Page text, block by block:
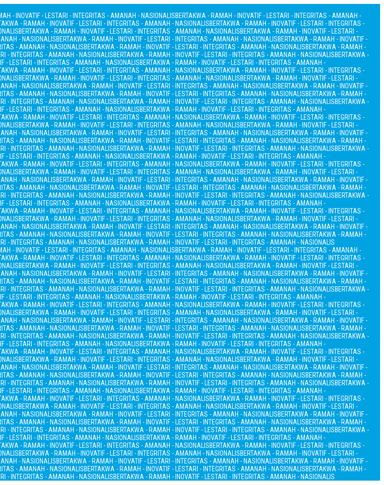
- INOVATIF - LESTARI - INTEGRITAS - AMANAH - NASIONALISBERTAKWA - RAMAH - INOVATIF - LESTARI - INTEGRITAS - AMANAH -
- RAMAH - INOVATIF - LESTARI - INTEGRITAS - AMANAH - NASIONALISBERTAKWA - RAMAH - INOVATIF - LESTARI - INTEGRITAS -
BERTAKWA - RAMAH - INOVATIF - LESTARI - INTEGRITAS - AMANAH - NASIONALISBERTAKWA - RAMAH - INOVATIF - LESTARI -
- NASIONALISBERTAKWA - RAMAH - INOVATIF - LESTARI - INTEGRITAS - AMANAH - NASIONALISBERTAKWA - RAMAH - INOVATIF -
- AMANAH - NASIONALISBERTAKWA - RAMAH - INOVATIF - LESTARI - INTEGRITAS - AMANAH - NASIONALISBERTAKWA - RAMAH -
- INTEGRITAS - AMANAH - NASIONALISBERTAKWA - RAMAH - INOVATIF - LESTARI - INTEGRITAS - AMANAH - NASIONALISBERTAKWA -
- LESTARI - INTEGRITAS - AMANAH - NASIONALISBERTAKWA - RAMAH - INOVATIF - LESTARI - INTEGRITAS - AMANAH -
- RAMAH - INOVATIF - LESTARI - INTEGRITAS - AMANAH - NASIONALISBERTAKWA - RAMAH - INOVATIF - LESTARI - INTEGRITAS -
BERTAKWA - RAMAH - INOVATIF - LESTARI - INTEGRITAS - AMANAH - NASIONALISBERTAKWA - RAMAH - INOVATIF - LESTARI -
- NASIONALISBERTAKWA - RAMAH - INOVATIF - LESTARI - INTEGRITAS - AMANAH - NASIONALISBERTAKWA - RAMAH - INOVATIF -
- AMANAH - NASIONALISBERTAKWA - RAMAH - INOVATIF - LESTARI - INTEGRITAS - AMANAH - NASIONALISBERTAKWA - RAMAH -
- INTEGRITAS - AMANAH - NASIONALISBERTAKWA - RAMAH - INOVATIF - LESTARI - INTEGRITAS - AMANAH - NASIONALISBERTAKWA -
- LESTARI - INTEGRITAS - AMANAH - NASIONALISBERTAKWA - RAMAH - INOVATIF - LESTARI - INTEGRITAS - AMANAH -
- RAMAH - INOVATIF - LESTARI - INTEGRITAS - AMANAH - NASIONALISBERTAKWA - RAMAH - INOVATIF - LESTARI - INTEGRITAS -
BERTAKWA - RAMAH - INOVATIF - LESTARI - INTEGRITAS - AMANAH - NASIONALISBERTAKWA - RAMAH - INOVATIF - LESTARI -
- NASIONALISBERTAKWA - RAMAH - INOVATIF - LESTARI - INTEGRITAS - AMANAH - NASIONALISBERTAKWA - RAMAH - INOVATIF -
- AMANAH - NASIONALISBERTAKWA - RAMAH - INOVATIF - LESTARI - INTEGRITAS - AMANAH - NASIONALISBERTAKWA - RAMAH -
- INTEGRITAS - AMANAH - NASIONALISBERTAKWA - RAMAH - INOVATIF - LESTARI - INTEGRITAS - AMANAH - NASIONALISBERTAKWA -
- LESTARI - INTEGRITAS - AMANAH - NASIONALISBERTAKWA - RAMAH - INOVATIF - LESTARI - INTEGRITAS - AMANAH -
- RAMAH - INOVATIF - LESTARI - INTEGRITAS - AMANAH - NASIONALISBERTAKWA - RAMAH - INOVATIF - LESTARI - INTEGRITAS -
BERTAKWA - RAMAH - INOVATIF - LESTARI - INTEGRITAS - AMANAH - NASIONALISBERTAKWA - RAMAH - INOVATIF - LESTARI -
- NASIONALISBERTAKWA - RAMAH - INOVATIF - LESTARI - INTEGRITAS - AMANAH - NASIONALISBERTAKWA - RAMAH - INOVATIF -
- AMANAH - NASIONALISBERTAKWA - RAMAH - INOVATIF - LESTARI - INTEGRITAS - AMANAH - NASIONALISBERTAKWA - RAMAH -
- INTEGRITAS - AMANAH - NASIONALISBERTAKWA - RAMAH - INOVATIF - LESTARI - INTEGRITAS - AMANAH - NASIONALISBERTAKWA -
- LESTARI - INTEGRITAS - AMANAH - NASIONALISBERTAKWA - RAMAH - INOVATIF - LESTARI - INTEGRITAS - AMANAH -
- RAMAH - INOVATIF - LESTARI - INTEGRITAS - AMANAH - NASIONALISBERTAKWA - RAMAH - INOVATIF - LESTARI - INTEGRITAS -
BERTAKWA - RAMAH - INOVATIF - LESTARI - INTEGRITAS - AMANAH - NASIONALISBERTAKWA - RAMAH - INOVATIF - LESTARI -
- NASIONALISBERTAKWA - RAMAH - INOVATIF - LESTARI - INTEGRITAS - AMANAH - NASIONALISBERTAKWA - RAMAH - INOVATIF -
- AMANAH - NASIONALISBERTAKWA - RAMAH - INOVATIF - LESTARI - INTEGRITAS - AMANAH - NASIONALISBERTAKWA - RAMAH -
- INTEGRITAS - AMANAH - NASIONALISBERTAKWA - RAMAH - INOVATIF - LESTARI - INTEGRITAS - AMANAH - NASIONALIS
- INOVATIF - LESTARI - INTEGRITAS - AMANAH - NASIONALISBERTAKWA - RAMAH - INOVATIF - LESTARI - INTEGRITAS - AMANAH -
- RAMAH - INOVATIF - LESTARI - INTEGRITAS - AMANAH - NASIONALISBERTAKWA - RAMAH - INOVATIF - LESTARI - INTEGRITAS -
BERTAKWA - RAMAH - INOVATIF - LESTARI - INTEGRITAS - AMANAH - NASIONALISBERTAKWA - RAMAH - INOVATIF - LESTARI -
- NASIONALISBERTAKWA - RAMAH - INOVATIF - LESTARI - INTEGRITAS - AMANAH - NASIONALISBERTAKWA - RAMAH - INOVATIF -
- AMANAH - NASIONALISBERTAKWA - RAMAH - INOVATIF - LESTARI - INTEGRITAS - AMANAH - NASIONALISBERTAKWA - RAMAH -
- INTEGRITAS - AMANAH - NASIONALISBERTAKWA - RAMAH - INOVATIF - LESTARI - INTEGRITAS - AMANAH - NASIONALISBERTAKWA -
- LESTARI - INTEGRITAS - AMANAH - NASIONALISBERTAKWA - RAMAH - INOVATIF - LESTARI - INTEGRITAS - AMANAH -
- RAMAH - INOVATIF - LESTARI - INTEGRITAS - AMANAH - NASIONALISBERTAKWA - RAMAH - INOVATIF - LESTARI - INTEGRITAS -
BERTAKWA - RAMAH - INOVATIF - LESTARI - INTEGRITAS - AMANAH - NASIONALISBERTAKWA - RAMAH - INOVATIF - LESTARI -
- NASIONALISBERTAKWA - RAMAH - INOVATIF - LESTARI - INTEGRITAS - AMANAH - NASIONALISBERTAKWA - RAMAH - INOVATIF -
- AMANAH - NASIONALISBERTAKWA - RAMAH - INOVATIF - LESTARI - INTEGRITAS - AMANAH - NASIONALISBERTAKWA - RAMAH -
- INTEGRITAS - AMANAH - NASIONALISBERTAKWA - RAMAH - INOVATIF - LESTARI - INTEGRITAS - AMANAH - NASIONALISBERTAKWA -
- LESTARI - INTEGRITAS - AMANAH - NASIONALISBERTAKWA - RAMAH - INOVATIF - LESTARI - INTEGRITAS - AMANAH -
- RAMAH - INOVATIF - LESTARI - INTEGRITAS - AMANAH - NASIONALISBERTAKWA - RAMAH - INOVATIF - LESTARI - INTEGRITAS -
BERTAKWA - RAMAH - INOVATIF - LESTARI - INTEGRITAS - AMANAH - NASIONALISBERTAKWA - RAMAH - INOVATIF - LESTARI -
- NASIONALISBERTAKWA - RAMAH - INOVATIF - LESTARI - INTEGRITAS - AMANAH - NASIONALISBERTAKWA - RAMAH - INOVATIF -
- AMANAH - NASIONALISBERTAKWA - RAMAH - INOVATIF - LESTARI - INTEGRITAS - AMANAH - NASIONALISBERTAKWA - RAMAH -
- INTEGRITAS - AMANAH - NASIONALISBERTAKWA - RAMAH - INOVATIF - LESTARI - INTEGRITAS - AMANAH - NASIONALISBERTAKWA -
- LESTARI - INTEGRITAS - AMANAH - NASIONALISBERTAKWA - RAMAH - INOVATIF - LESTARI - INTEGRITAS - AMANAH -
- RAMAH - INOVATIF - LESTARI - INTEGRITAS - AMANAH - NASIONALISBERTAKWA - RAMAH - INOVATIF - LESTARI - INTEGRITAS -
BERTAKWA - RAMAH - INOVATIF - LESTARI - INTEGRITAS - AMANAH - NASIONALISBERTAKWA - RAMAH - INOVATIF - LESTARI -
- NASIONALISBERTAKWA - RAMAH - INOVATIF - LESTARI - INTEGRITAS - AMANAH - NASIONALISBERTAKWA - RAMAH - INOVATIF -
- AMANAH - NASIONALISBERTAKWA - RAMAH - INOVATIF - LESTARI - INTEGRITAS - AMANAH - NASIONALISBERTAKWA - RAMAH -
- INTEGRITAS - AMANAH - NASIONALISBERTAKWA - RAMAH - INOVATIF - LESTARI - INTEGRITAS - AMANAH - NASIONALISBERTAKWA -
- LESTARI - INTEGRITAS - AMANAH - NASIONALISBERTAKWA - RAMAH - INOVATIF - LESTARI - INTEGRITAS - AMANAH -
- RAMAH - INOVATIF - LESTARI - INTEGRITAS - AMANAH - NASIONALISBERTAKWA - RAMAH - INOVATIF - LESTARI - INTEGRITAS -
BERTAKWA - RAMAH - INOVATIF - LESTARI - INTEGRITAS - AMANAH - NASIONALISBERTAKWA - RAMAH - INOVATIF - LESTARI -
- NASIONALISBERTAKWA - RAMAH - INOVATIF - LESTARI - INTEGRITAS - AMANAH - NASIONALISBERTAKWA - RAMAH - INOVATIF -
- AMANAH - NASIONALISBERTAKWA - RAMAH - INOVATIF - LESTARI - INTEGRITAS - AMANAH - NASIONALISBERTAKWA - RAMAH -
- INTEGRITAS - AMANAH - NASIONALISBERTAKWA - RAMAH - INOVATIF - LESTARI - INTEGRITAS - AMANAH - NASIONALIS